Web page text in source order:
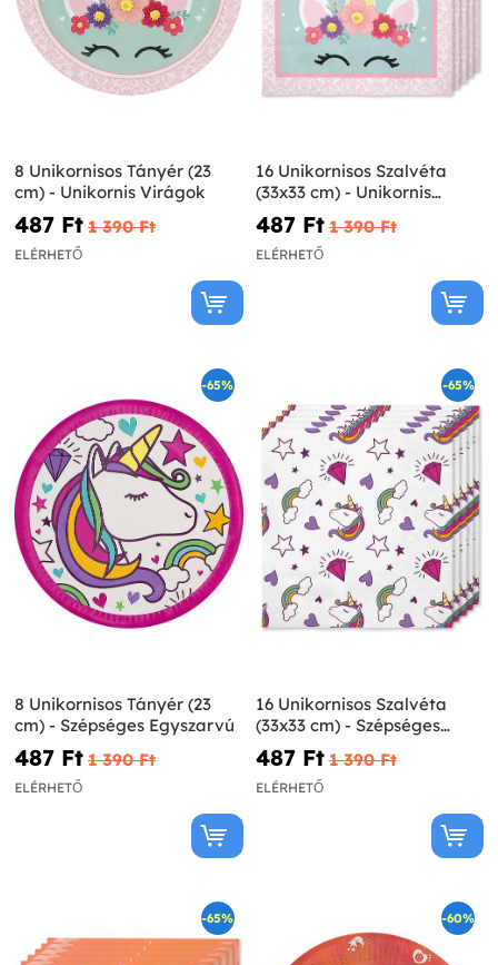
8 Unikornisos Tányér (23
cm) - Unikornis Virágok
487 Ft‎ 1 390 Ft‎
ELÉRHETŐ
16 Unikornisos Szalvéta
(33x33 cm) - Unikornis
Virágok
487 Ft‎ 1 390 Ft‎
ELÉRHETŐ
-65%
8 Unikornisos Tányér (23
cm) - Szépséges Egyszarvú
487 Ft‎ 1 390 Ft‎
ELÉRHETŐ
-65%
16 Unikornisos Szalvéta
(33x33 cm) - Szépséges
Egyszarvú
487 Ft‎ 1 390 Ft‎
ELÉRHETŐ
-65% -60%